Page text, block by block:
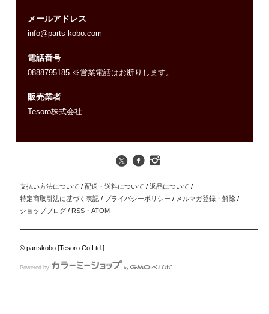
メールアドレス
info@parts-kobo.com
電話番号
0888795185 ※営業電話はお断りします。
販売業者
Tesoro株式会社
支払い方法について / 配送・送料について / 返品について /
特定商取引法に基づく表記 / プライバシーポリシー / メルマガ登録・解除 /
ショップブログ / RSS ・ATOM
© partskobo [Tesoro Co.Ltd.]
Powered by